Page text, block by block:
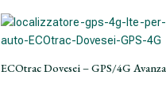
ECOtrac Dovesei – GPS/4G